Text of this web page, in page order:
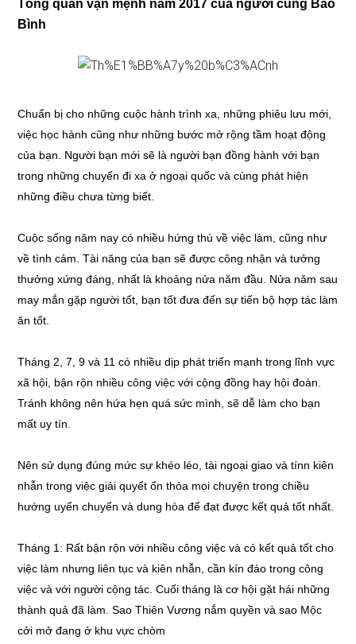
Tổng quan vận mệnh năm 2017 của người cung Bảo
Bình
Chuẩn bị cho những cuộc hành trình xa, những phiêu lưu mới,
việc học hành cũng như những bước mở rộng tầm hoạt động
của bạn. Người bạn mới sẽ là người bạn đồng hành với bạn
trong những chuyến đi xa ở ngoại quốc và cùng phát hiện
những điều chưa từng biết.
Cuộc sống năm nay có nhiều hứng thú về việc làm, cũng như
về tình cảm. Tài năng của bạn sẽ được công nhận và tưởng
thưởng xứng đáng, nhất là khoảng nửa năm đầu. Nửa năm sau
may mắn gặp người tốt, bạn tốt đưa đến sự tiến bộ hợp tác làm
ăn tốt.
Tháng 2, 7, 9 và 11 có nhiều dịp phát triển mạnh trong lĩnh vực
xã hội, bận rộn nhiều công việc với cộng đồng hay hội đoàn.
Tránh không nên hứa hẹn quá sức mình, sẽ dễ làm cho bạn
mất uy tín.
Nên sử dụng đúng mức sự khéo léo, tài ngoại giao và tínn kiên
nhẫn trong việc giải quyết ổn thỏa mọi chuyện trong chiều
hướng uyển chuyển và dung hòa để đạt được kết quả tốt nhất.
Tháng 1: Rất bận rộn với nhiều công việc và có kết quả tốt cho
việc làm nhưng liên tục và kiên nhẫn, cần kín đáo trong công
việc và với người cộng tác. Cuối tháng là cơ hội gặt hái những
thành quả đã làm. Sao Thiên Vương nắm quyền và sao Mộc
cởi mở đang ở khu vực chòm